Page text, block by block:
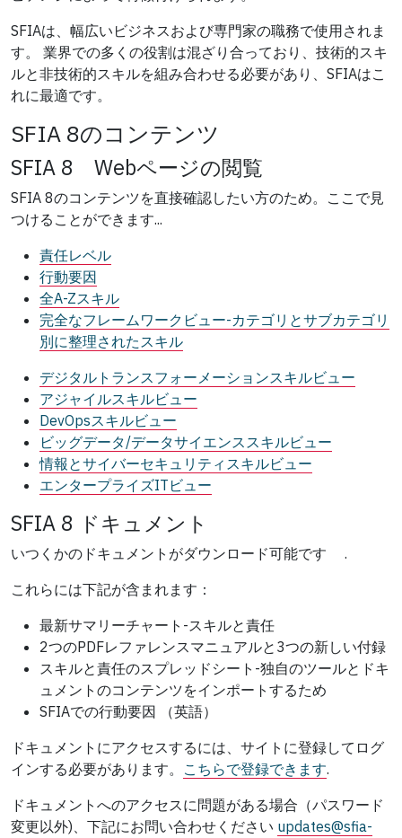
SFIAは、幅広いビジネスおよび専門家の職務で使用されま
す。 業界での多くの役割は混ざり合っており、技術的スキ
ルと非技術的スキルを組み合わせる必要があり、SFIAはこ
れに最適です。
SFIA 8のコンテンツ
SFIA 8 Webページの閲覧
SFIA 8のコンテンツを直接確認したい方のため。ここで見
つけることができます...
責任レベル
行動要因
全A-Zスキル
完全なフレームワークビュー-カテゴリとサブカテゴリ
別に整理されたスキル
デジタルトランスフォーメーションスキルビュー
アジャイルスキルビュー
DevOpsスキルビュー
ビッグデータ/データサイエンススキルビュー
情報とサイバーセキュリティスキルビュー
エンタープライズITビュー
SFIA 8 ドキュメント
いつくかのドキュメントがダウンロード可能です .
これらには下記が含まれます：
最新サマリーチャート-スキルと責任
2つのPDFレファレンスマニュアルと3つの新しい付録
スキルと責任のスプレッドシート-独自のツールとドキ
ュメントのコンテンツをインポートするため
SFIAでの行動要因 （英語）
ドキュメントにアクセスするには、サイトに登録してログ
インする必要があります。 こちらで登録できます.
ドキュメントへのアクセスに問題がある場合（パスワード
変更以外)、下記にお問い合わせください updates@sfia-